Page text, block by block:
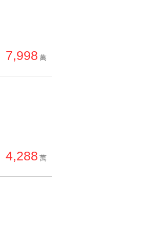
7,998 萬
4,288 萬